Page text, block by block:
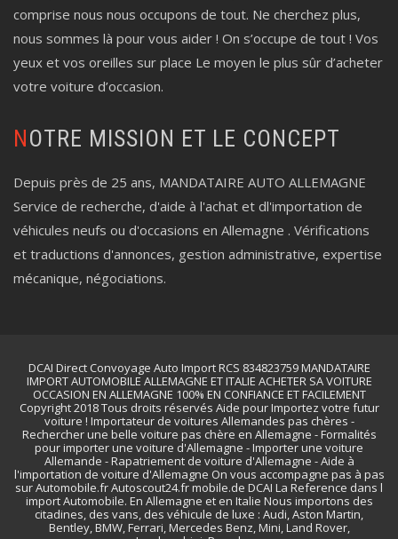
comprise nous nous occupons de tout. Ne cherchez plus,
nous sommes là pour vous aider ! On s’occupe de tout ! Vos
yeux et vos oreilles sur place Le moyen le plus sûr d’acheter
votre voiture d’occasion.
NOTRE MISSION ET LE CONCEPT
Depuis près de 25 ans, MANDATAIRE AUTO ALLEMAGNE
Service de recherche, d'aide à l'achat et dl'importation de
véhicules neufs ou d'occasions en Allemagne . Vérifications
et traductions d'annonces, gestion administrative, expertise
mécanique, négociations.
DCAI Direct Convoyage Auto Import RCS 834823759 MANDATAIRE
IMPORT AUTOMOBILE ALLEMAGNE ET ITALIE ACHETER SA VOITURE
OCCASION EN ALLEMAGNE 100% EN CONFIANCE ET FACILEMENT
Copyright 2018 Tous droits réservés Aide pour Importez votre futur
voiture ! Importateur de voitures Allemandes pas chères -
Rechercher une belle voiture pas chère en Allemagne - Formalités
pour importer une voiture d'Allemagne - Importer une voiture
Allemande - Rapatriement de voiture d'Allemagne - Aide à
l'importation de voiture d'Allemagne On vous accompagne pas à pas
sur Automobile.fr Autoscout24.fr mobile.de DCAI La Reference dans l
import Automobile. En Allemagne et en Italie Nous importons des
citadines, des vans, des véhicule de luxe : Audi, Aston Martin,
Bentley, BMW, Ferrari, Mercedes Benz, Mini, Land Rover,